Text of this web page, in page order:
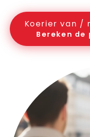
Koerier van /
Bereken de